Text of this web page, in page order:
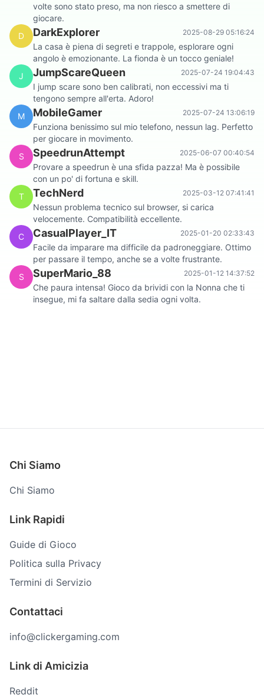
volte sono stato preso, ma non riesco a smettere di
giocare.
D
DarkExplorer 2025-08-29 05:16:24
La casa è piena di segreti e trappole, esplorare ogni
angolo è emozionante. La fionda è un tocco geniale!
J
JumpScareQueen 2025-07-24 19:04:43
I jump scare sono ben calibrati, non eccessivi ma ti
tengono sempre all'erta. Adoro!
M
MobileGamer 2025-07-24 13:06:19
Funziona benissimo sul mio telefono, nessun lag. Perfetto
per giocare in movimento.
S
SpeedrunAttempt 2025-06-07 00:40:54
Provare a speedrun è una sfida pazza! Ma è possibile
con un po' di fortuna e skill.
T
TechNerd 2025-03-12 07:41:41
Nessun problema tecnico sul browser, si carica
velocemente. Compatibilità eccellente.
C
CasualPlayer_IT 2025-01-20 02:33:43
Facile da imparare ma difficile da padroneggiare. Ottimo
per passare il tempo, anche se a volte frustrante.
S
SuperMario_88 2025-01-12 14:37:52
Che paura intensa! Gioco da brividi con la Nonna che ti
insegue, mi fa saltare dalla sedia ogni volta.
Chi Siamo
Chi Siamo
Link Rapidi
Guide di Gioco
Politica sulla Privacy
Termini di Servizio
Contattaci
info@clickergaming.com
Link di Amicizia
Reddit